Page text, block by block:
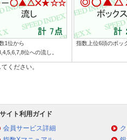
1位から
位への流し。
指数上位6頭のボッ
ください。
サイト利用ガイド
会員サービス詳細